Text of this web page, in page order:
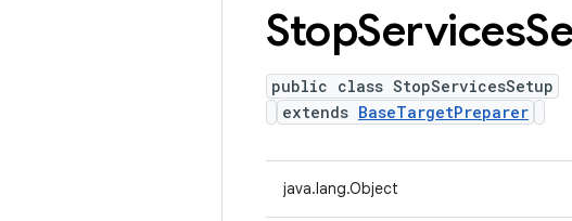
StopServices
public class StopServicesSetup
extends BaseTargetPreparer
java.lang.Object